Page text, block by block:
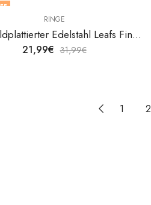
RINGE
18K Goldplattierter Edelstahl Leafs Fingerring von V&F Jewelers
21,99€ 31,99€
1 2